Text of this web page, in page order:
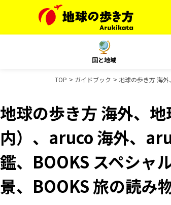
国と地域
TOP ガイドブック 地球の歩き方 海外
地球の歩き方 海外、
内）、aruco 海外、
鑑、BOOKS スペシャ
景、BOOKS 旅の読み